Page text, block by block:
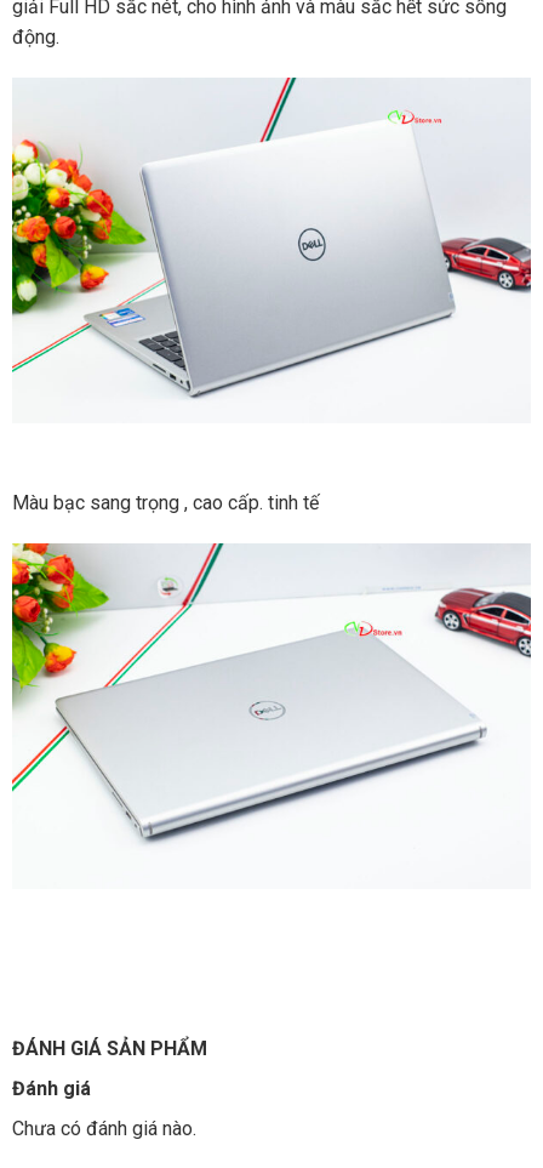
giải Full HD sắc nét, cho hình ảnh và màu sắc hết sức sống
động.
Màu bạc sang trọng , cao cấp. tinh tế
ĐÁNH GIÁ SẢN PHẨM
Đánh giá
Chưa có đánh giá nào.